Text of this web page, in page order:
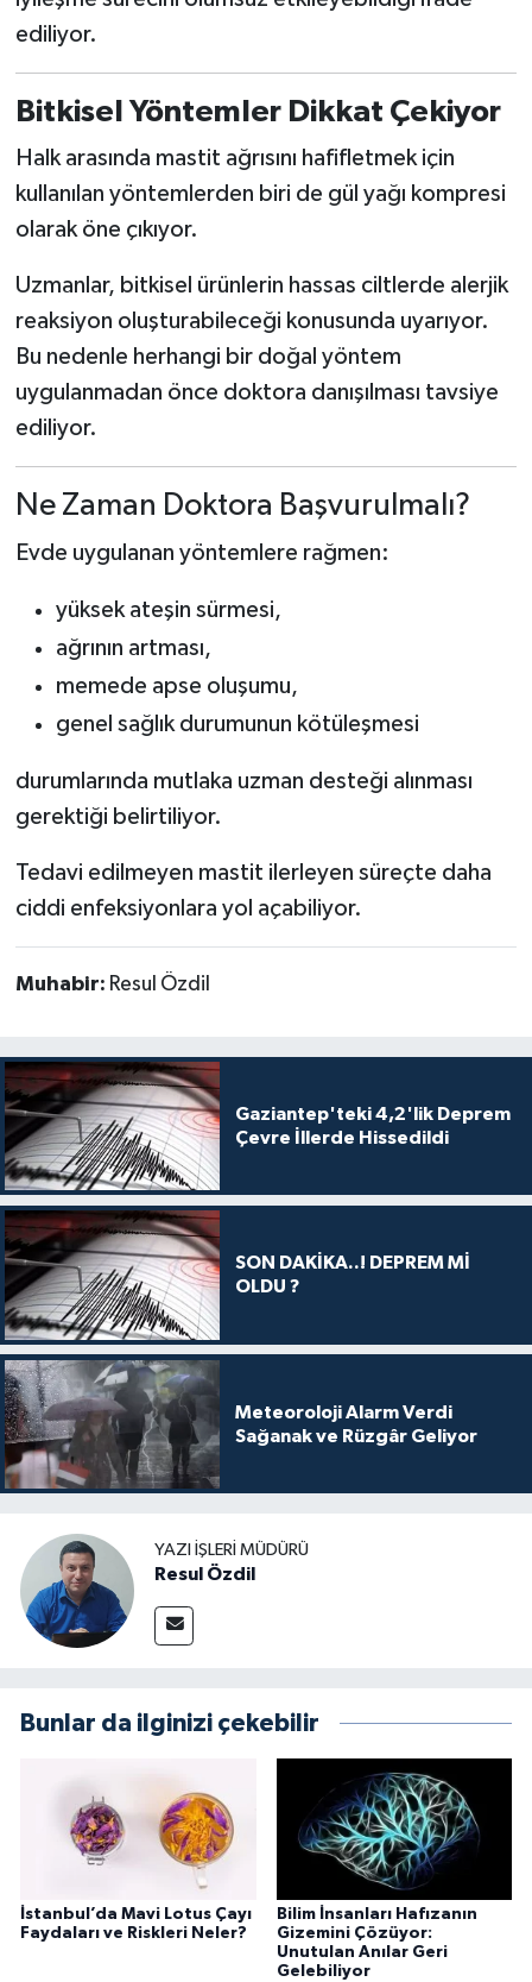
ediliyor.
Bitkisel Yöntemler Dikkat Çekiyor
Halk arasında mastit ağrısını hafifletmek için
kullanılan yöntemlerden biri de gül yağı kompresi
olarak öne çıkıyor.
Uzmanlar, bitkisel ürünlerin hassas ciltlerde alerjik
reaksiyon oluşturabileceği konusunda uyarıyor.
Bu nedenle herhangi bir doğal yöntem
uygulanmadan önce doktora danışılması tavsiye
ediliyor.
Ne Zaman Doktora Başvurulmalı?
Evde uygulanan yöntemlere rağmen:
yüksek ateşin sürmesi,
ağrının artması,
memede apse oluşumu,
genel sağlık durumunun kötüleşmesi
durumlarında mutlaka uzman desteği alınması
gerektiği belirtiliyor.
Tedavi edilmeyen mastit ilerleyen süreçte daha
ciddi enfeksiyonlara yol açabiliyor.
Muhabir: Resul Özdil
Gaziantep'teki 4,2'lik Deprem
Çevre İllerde Hissedildi
SON DAKİKA..! DEPREM Mİ
OLDU ?
Meteoroloji Alarm Verdi
Sağanak ve Rüzgâr Geliyor
YAZI İŞLERI MÜDÜRÜ
Resul Özdil
Bunlar da ilginizi çekebilir
İstanbul’da Mavi Lotus Çayı
Faydaları ve Riskleri Neler?
Bilim İnsanları Hafızanın
Gizemini Çözüyor:
Unutulan Anılar Geri
Gelebiliyor